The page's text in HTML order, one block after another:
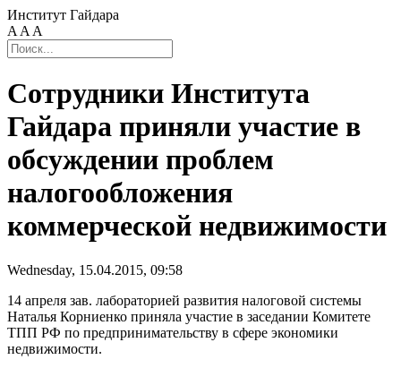
Институт Гайдара
A A A
Сотрудники Института
Гайдара приняли участие в
обсуждении проблем
налогообложения
коммерческой недвижимости
Wednesday, 15.04.2015, 09:58
14 апреля зав. лабораторией развития налоговой системы
Наталья Корниенко приняла участие в заседании Комитете
ТПП РФ по предпринимательству в сфере экономики
недвижимости.